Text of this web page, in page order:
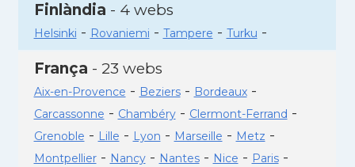
Finlàndia - 4 webs
Helsinki - Rovaniemi - Tampere - Turku -
França - 23 webs
Aix-en-Provence - Beziers- Bordeaux-
Carcassonne - Chambéry- Clermont-Ferrand -
Grenoble - Lille - Lyon - Marseille - Metz -
Montpellier- Nancy- Nantes- Nice - Paris-